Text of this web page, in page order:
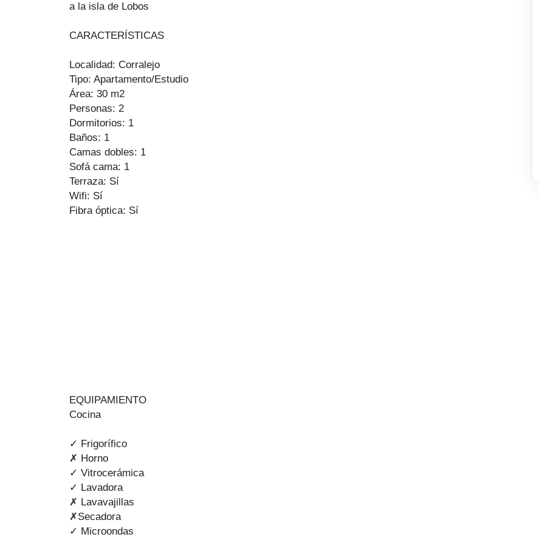
a la isla de Lobos
CARACTERÍSTICAS
Localidad: Corralejo
Tipo: Apartamento/Estudio
Área: 30 m2
Personas: 2
Dormitorios: 1
Baños: 1
Camas dobles: 1
Sofá cama: 1
Terraza: Sí
Wifi: Sí
Fibra óptica: Sí
EQUIPAMIENTO
Cocina
✓ Frigorífico
✗ Horno
✓ Vitrocerámica
✓ Lavadora
✗ Lavavajillas
✗Secadora
✓ Microondas